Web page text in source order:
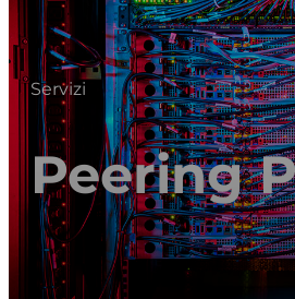
MIX
MIX
MIX
MIX
MIX
Servizi
Peering